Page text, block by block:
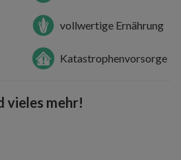
vollwertige Ernährung
Katastrophenvorsorge
vieles mehr!